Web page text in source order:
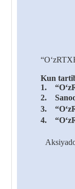
Kun
1.
2.
3.
4.